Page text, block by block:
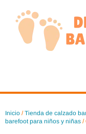
contenido
Inicio /Tienda de calzado
barefoot para niños y niñas /